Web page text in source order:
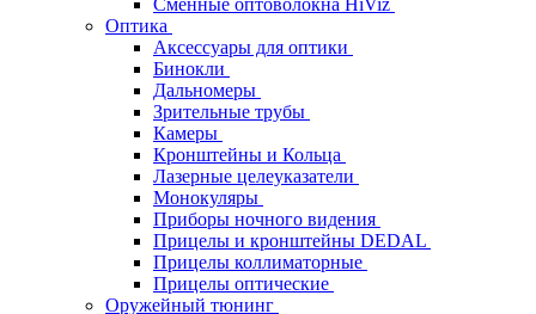
Оптика
Аксессуары для оптики
Бинокли
Дальномеры
Зрительные трубы
Камеры
Кронштейны и Кольца
Лазерные целеуказатели
Монокуляры
Приборы ночного видения
Прицелы и кронштейны DEDAL
Прицелы коллиматорные
Прицелы оптические
Оружейный тюнинг